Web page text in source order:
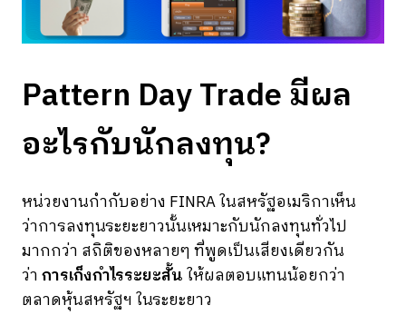
Pattern Day Trade มีผล
อะไรกับนักลงทุน?
หน่วยงานกำกับอย่าง FINRA ในสหรัฐอเมริกาเห็น
ว่าการลงทุนระยะยาวนั้นเหมาะกับนักลงทุนทั่วไป
มากกว่า สถิติของหลายๆ ที่พูดเป็นเสียงเดียวกัน
ว่าการเก็งกำไรระยะสั้นให้ผลตอบแทนน้อยกว่า
ตลาดหุ้นสหรัฐฯ ในระยะยาว